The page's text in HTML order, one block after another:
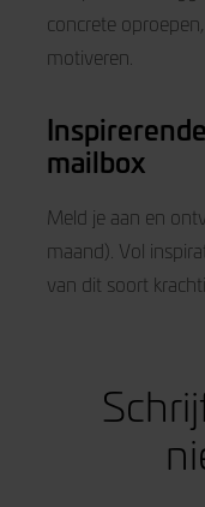
concrete
motiveren.
mailbox
Meld je aan en
maand). Vol
van dit soort